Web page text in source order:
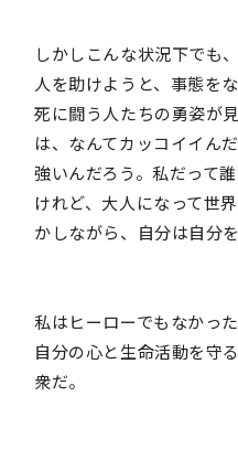
しかしこんな状況下でも
人を助けようと、事態を
死に闘う人たちの勇姿が
は、なんてカッコイイん
強いんだろう。私だって
けれど、大人になって世
かしながら、自分は自分
私はヒーローでもなかっ
自分の心と生命活動を守
衆だ。